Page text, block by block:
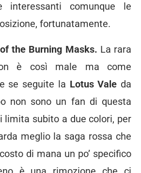
interessanti comunque le
fortunatamente.
the Burning Masks. La rara
è così male ma come
se seguite la Lotus Vale da
non sono un fan di questa
limita subito a due colori, per
meglio la saga rossa che
di mana un po’ specifico